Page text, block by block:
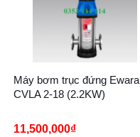
Máy bơm trục đứng Ewara
CVLA 2-18 (2.2KW)
11,500,000₫